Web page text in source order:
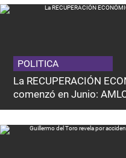
POLITICA
La RECUPERACIÓN
comenzó en Junio: